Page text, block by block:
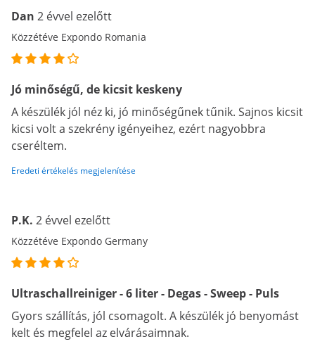
Dan 2 évvel ezelőtt
Közzétéve Expondo Romania
Jó minőségű, de kicsit keskeny
A készülék jól néz ki, jó minőségűnek tűnik. Sajnos kicsit
kicsi volt a szekrény igényeihez, ezért nagyobbra
cseréltem.
Eredeti értékelés megjelenítése
P.K. 2 évvel ezelőtt
Közzétéve Expondo Germany
Ultraschallreiniger - 6 liter - Degas - Sweep - Puls
Gyors szállítás, jól csomagolt. A készülék jó benyomást
kelt és megfelel az elvárásaimnak.